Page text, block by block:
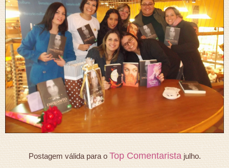
Postagem válida para o Top Comentaristajulho.